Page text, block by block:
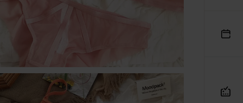
Platforma Verenza.pl prowadzona jest przez R&B Commerce
spółka z ograniczoną odpowiedzialnością jako dostawcę
platformy.
Umowy zawierane są pomiędzy konsumentami a zewnętrznymi